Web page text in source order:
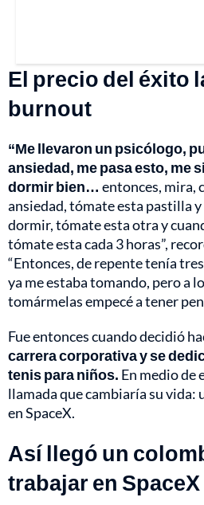
El precio del éxito
burnout
“Me llevaron un psicólogo,
ansiedad, me pasa esto, me
dormir bien… entonces, mira,
ansiedad, tómate esta pastilla
dormir, tómate esta otra y
tómate esta cada 3 horas”,
“Entonces, de repente tenía
ya me estaba tomando, pero a
tomármelas empecé a tener
Fue entonces cuando decidió
carrera corporativa y se
tenis para niños. En medio de
llamada que cambiaría su
en SpaceX.
Así llegó un
trabajar en SpaceX